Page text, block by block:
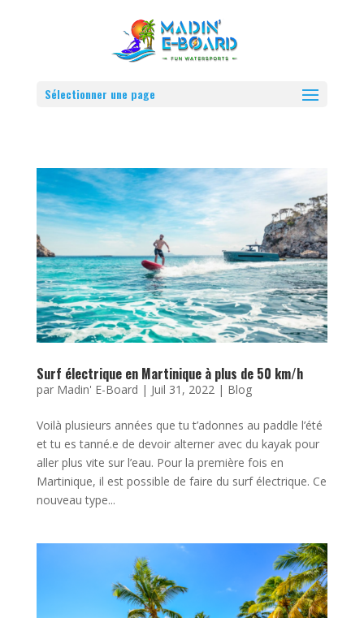
Sélectionner une page
Surf électrique en Martinique à plus de 50 km/h
par Madin' E-Board | Juil 31, 2022| Blog
Voilà plusieurs années que tu t’adonnes au paddle l’été
et tu es tanné.e de devoir alterner avec du kayak pour
aller plus vite sur l’eau. Pour la première fois en
Martinique, il est possible de faire du surf électrique. Ce
nouveau type...